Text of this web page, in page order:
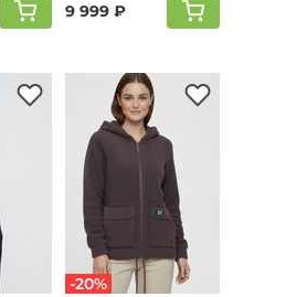
9 999 ₽
-20%